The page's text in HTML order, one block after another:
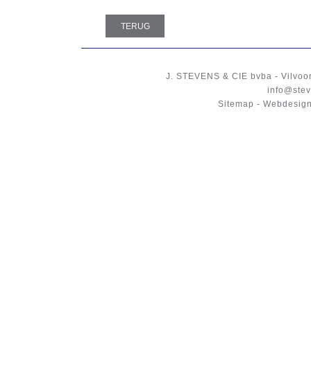
TERUG
J. STEVENS & CIE bvba -
Sitemap -